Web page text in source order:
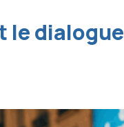
le dialogue